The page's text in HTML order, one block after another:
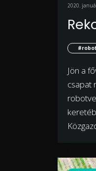
2020.
#robot
Jön a
csapat